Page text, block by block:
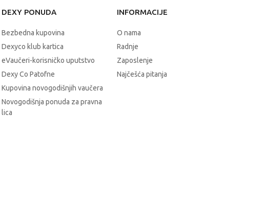
DEXY PONUDA
Bezbedna kupovina
Dexyco klub kartica
eVaučeri-korisničko uputstvo
Dexy Co Patofne
Kupovina novogodišnjih vaučera
Novogodišnja ponuda za pravna
lica
INFORMACIJE
O nama
Radnje
Zaposlenje
Najčešća pitanja